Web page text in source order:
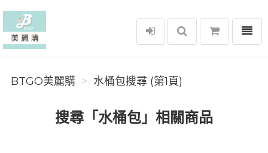
BTGO美麗購
選單
BTGO美麗購 水桶包搜尋 (第1頁)
搜尋「水桶包」相關商品